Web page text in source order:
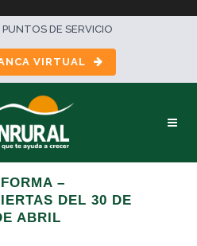
PUNTOS DE SERVICIO
VIRTUAL
–
DEL 30 DE
ABRIL